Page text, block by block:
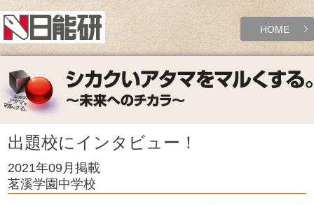
HOME
出題校にインタビュー！
2021年09月掲載
茗溪学園中学校